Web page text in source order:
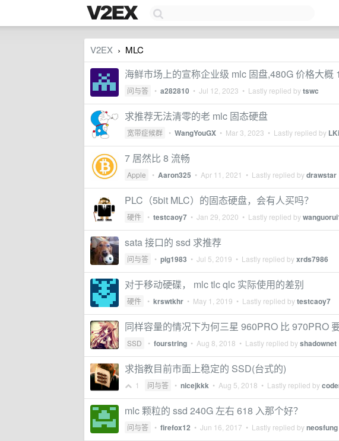
V2EX › MLC
海鲜市场上的宣称企业级 mlc 固盘,480G 价格大
问与答 • a282810 • Jul 12, 2023 • Lastly replied bytswc
求推荐无法清零的老 mlc 固态硬盘
宽带症候群 • WangYouGX • Mar 3, 2023 • Lastly replied by
7 居然比 8 流畅
Apple • Aaron325 • Apr 11, 2021 • Lastly replied bydrawstar
PLC（5bit MLC）的固态硬盘，会有人买吗？
硬件 • testcaoy7 • Jan 29, 2020 • Lastly replied by
sata 接口的 ssd 求推荐
问与答 • pig1983 • Jul 5, 2019 • Lastly replied byxrds7986
对于移动硬碟， mlc tlc qlc 实际使用的差别
硬件 • krswtkhr • May 1, 2019 • Lastly replied bytestcaoy7
同样容量的情况下为何三星 960PRO 比 970PRO
SSD • fourstring • Aug 8, 2018 • Lastly replied byshadownet
求指教目前市面上稳定的 SSD(台式的)
1 问与答 • nicejkkk • Aug 5, 2018 • Lastly replied by
mlc 颗粒的 ssd 240G 左右 618 入那个好？
问与答 • firefox12 • Jun 16, 2017 • Lastly replied byneosfung